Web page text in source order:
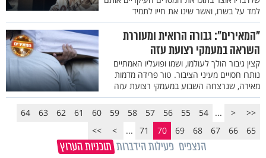
למד על בשרו, ואשר שינו את חייו לתמיד
"המאירים": גבורה הרואית ומעוררת
השראה במעמקי רצועת עזה
קצין גיבור הולך לעולמו, ושמו ופועליו האמתיים
נותרו חסויים מעיני הציבור. טור פרידה מדמות
מאירה, שנרצחה השבוע במעמקי רצועת עזה
<<
<
...
54
55
56
57
58
59
60
61
62
63
64
65
66
67
68
69
70
71
...
>
>>
הנצפים פעילות הידברות תוכניות הערוץ